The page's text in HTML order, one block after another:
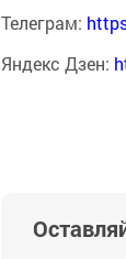
Телеграм:
Яндекс Дзен: